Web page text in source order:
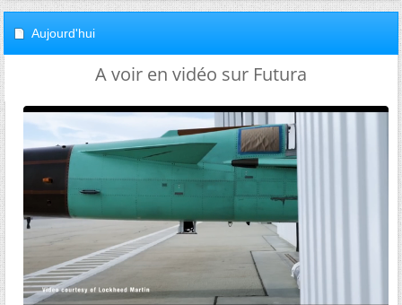
Aujourd'hui
A voir en vidéo sur Futura